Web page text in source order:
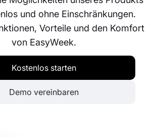
und ohne Einschränkungen.
Vorteile und den Komfort
von EasyWeek.
Kostenlos starten
Demo vereinbaren